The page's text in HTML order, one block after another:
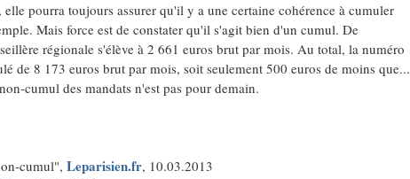
pourra toujours assurer qu'il y a une certaine cohérence à cumuler
Mais force est de constater qu'il s'agit bien d'un cumul. De
régionale s'élève à 2 661 euros brut par mois. Au total, la numéro
de 8 173 euros brut par mois, soit seulement 500 euros de moins que...
cumul des mandats n'est pas pour demain.
cumul", Leparisien.fr, 10.03.2013